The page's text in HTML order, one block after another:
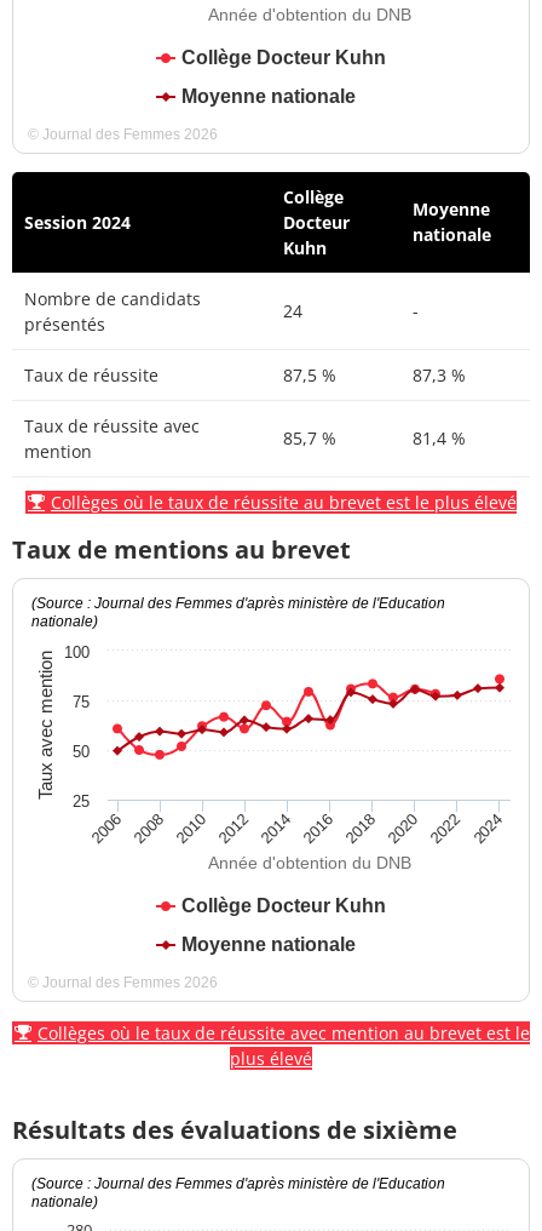
Année d'obtention du DNB
Collège Docteur Kuhn
Moyenne nationale
© Journal des Femmes 2026
Session 2024
Collège
Docteur
Kuhn
Moyenne
nationale
Nombre de candidats
présentés
24 -
Taux de réussite 87,5 % 87,3 %
Taux de réussite avec
mention
85,7 % 81,4 %
Collèges où le taux de réussite au brevet est le plus élevé
Taux de mentions au brevet
Année d'obtention du DNB
Taux avec mention
(Source : Journal des Femmes d'après ministère de l'Education
nationale)
Collège Docteur Kuhn
Moyenne nationale
2006 2008 2010 2012 2014 2016 2018 2020 2022 2024
25
50
75
100
© Journal des Femmes 2026
Collèges où le taux de réussite avec mention au brevet est le
plus élevé
Résultats des évaluations de sixième
(Source : Journal des Femmes d'après ministère de l'Education
nationale)